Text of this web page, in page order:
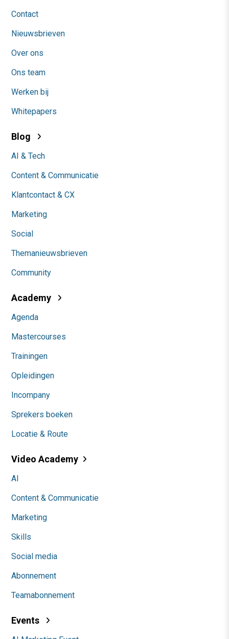
Contact
Nieuwsbrieven
Over ons
Ons team
Werken bij
Whitepapers
Blog
AI & Tech
Content & Communicatie
Klantcontact & CX
Marketing
Social
Themanieuwsbrieven
Community
Academy
Agenda
Mastercourses
Trainingen
Opleidingen
Incompany
Sprekers boeken
Locatie & Route
Video Academy
AI
Content & Communicatie
Marketing
Skills
Social media
Abonnement
Teamabonnement
Events